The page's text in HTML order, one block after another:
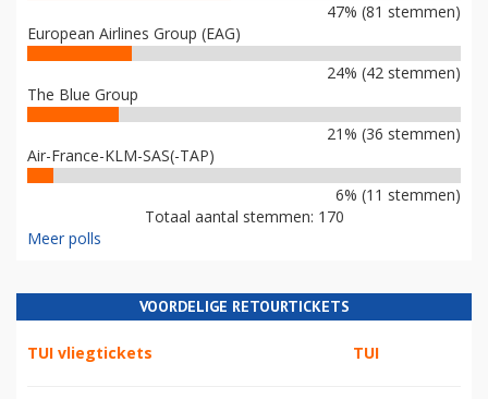
47% (81 stemmen)
European Airlines Group (EAG)
24% (42 stemmen)
The Blue Group
21% (36 stemmen)
Air-France-KLM-SAS(-TAP)
6% (11 stemmen)
Totaal aantal stemmen: 170
Meer polls
VOORDELIGE RETOURTICKETS
TUI vliegtickets TUI